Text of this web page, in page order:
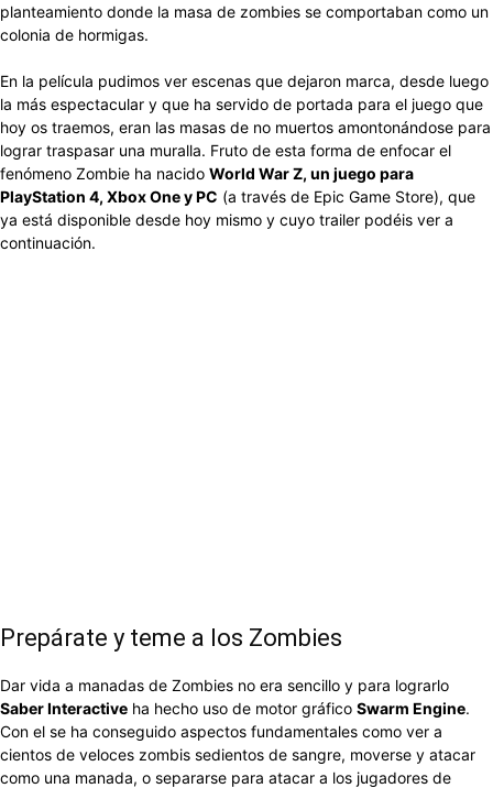
planteamiento donde la masa de zombies se comportaban como un
colonia de hormigas.
En la película pudimos ver escenas que dejaron marca, desde luego
la más espectacular y que ha servido de portada para el juego que
hoy os traemos, eran las masas de no muertos amontonándose para
lograr traspasar una muralla. Fruto de esta forma de enfocar el
fenómeno Zombie ha nacido World War Z, un juego para
PlayStation 4, Xbox One y PC (a través de Epic Game Store), que
ya está disponible desde hoy mismo y cuyo trailer podéis ver a
continuación.
Prepárate y teme a los Zombies
Dar vida a manadas de Zombies no era sencillo y para lograrlo
Saber Interactive ha hecho uso de motor gráfico Swarm Engine.
Con el se ha conseguido aspectos fundamentales como ver a
cientos de veloces zombis sedientos de sangre, moverse y atacar
como una manada, o separarse para atacar a los jugadores de